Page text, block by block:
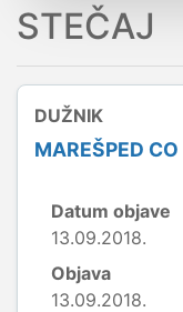
STEČAJ
DUŽNIK
MAREŠPED CO
Datum objave
13.09.2018.
Objava
13.09.2018.